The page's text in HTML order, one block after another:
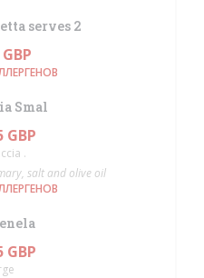
serves 2
Smal
GBP
.
salt and olive oil
GBP